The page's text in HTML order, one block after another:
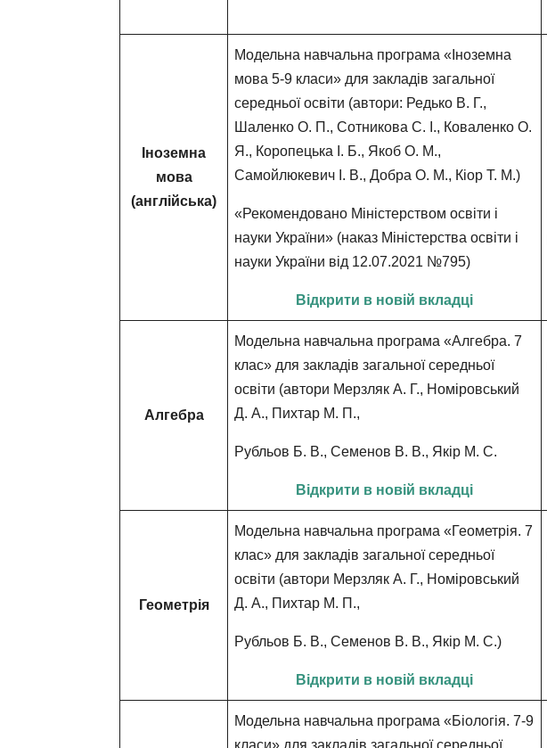
Іноземна
мова
(англійська)
Модельна навчальна програма «Іноземна
мова 5-9 класи» для закладів загальної
середньої освіти (автори: Редько В. Г.,
Шаленко О. П., Сотникова С. І., Коваленко О.
Я., Коропецька І. Б., Якоб О. М.,
Самойлюкевич І. В., Добра О. М., Кіор Т. М.)
«Рекомендовано Міністерством освіти і
науки України» (наказ Міністерства освіти і
науки України від 12.07.2021 №795)
Відкрити в новій вкладці
Алгебра
Модельна навчальна програма «Алгебра. 7
клас» для закладів загальної середньої
освіти (автори Мерзляк А. Г., Номіровський
Д. А., Пихтар М. П.,
Рубльов Б. В., Семенов В. В., Якір М. С.
Відкрити в новій вкладці
Геометрія
Модельна навчальна програма «Геометрія. 7
клас» для закладів загальної середньої
освіти (автори Мерзляк А. Г., Номіровський
Д. А., Пихтар М. П.,
Рубльов Б. В., Семенов В. В., Якір М. С.)
Відкрити в новій вкладці
Модельна навчальна програма «Біологія. 7-9
класи» для закладів загальної середньої